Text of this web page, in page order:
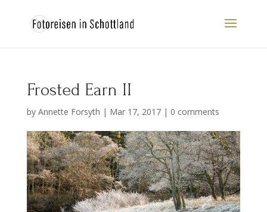
Frosted Earn II
by Annette Forsyth | Mar 17, 2017| 0 comments